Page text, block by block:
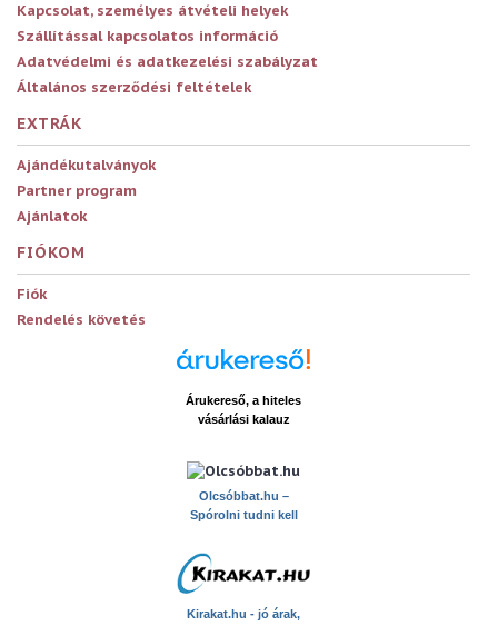
Kapcsolat, személyes átvételi helyek
Szállítással kapcsolatos információ
Adatvédelmi és adatkezelési szabályzat
Általános szerződési feltételek
EXTRÁK
Ajándékutalványok
Partner program
Ajánlatok
FIÓKOM
Fiók
Rendelés követés
Árukereső, a hiteles
vásárlási kalauz
Olcsóbbat.hu –
Spórolni tudni kell
Kirakat.hu - jó árak,